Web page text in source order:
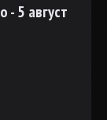
- 5 август